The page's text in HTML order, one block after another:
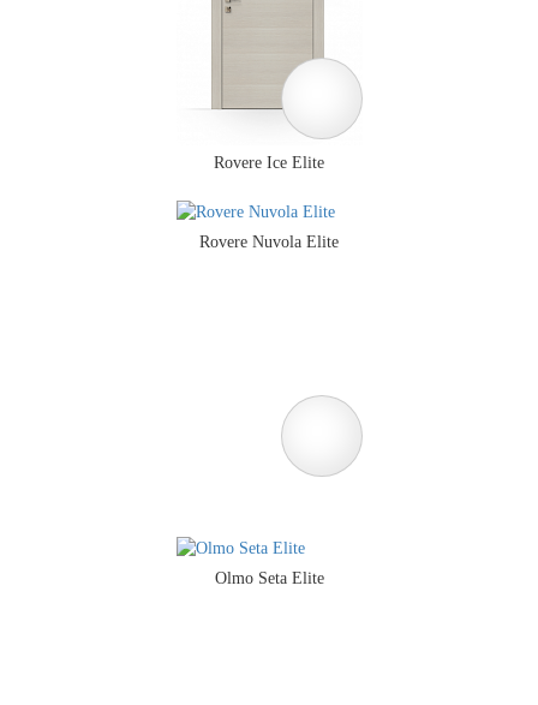
Rovere Ice Elite
Rovere Nuvola Elite
Olmo Seta Elite